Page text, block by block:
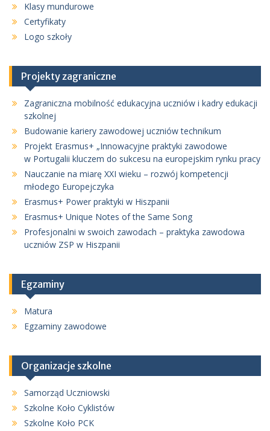
Klasy mundurowe
Certyfikaty
Logo szkoły
Projekty zagraniczne
Zagraniczna mobilność edukacyjna uczniów i kadry edukacji
szkolnej
Budowanie kariery zawodowej uczniów technikum
Projekt Erasmus+ „Innowacyjne praktyki zawodowe
w Portugalii kluczem do sukcesu na europejskim rynku pracy
Nauczanie na miarę XXI wieku – rozwój kompetencji
młodego Europejczyka
Erasmus+ Power praktyki w Hiszpanii
Erasmus+ Unique Notes of the Same Song
Profesjonalni w swoich zawodach – praktyka zawodowa
uczniów ZSP w Hiszpanii
Egzaminy
Matura
Egzaminy zawodowe
Organizacje szkolne
Samorząd Uczniowski
Szkolne Koło Cyklistów
Szkolne Koło PCK